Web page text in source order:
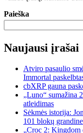
Paieška
Naujausi įrašai
Atviro pasaulio
Immortal
cbXRP gauna
„Luno“ sumažina
atleidimas
Sėkmės istorija:
101 blokų grandine
„Croc 2: Kingdom